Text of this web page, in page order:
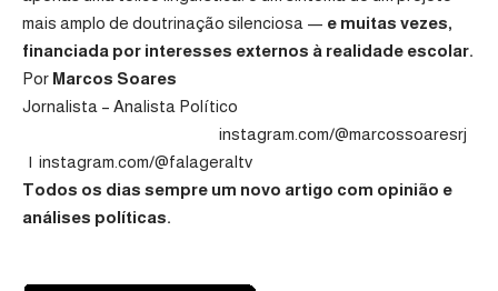
mais amplo de doutrinação silenciosa — e muitas vezes,
financiada por interesses externos à realidade escolar.
Por Marcos Soares
Jornalista – Analista Político
instagram.com/@marcossoaresrj
| instagram.com/@falageraltv
Todos os dias sempre um novo artigo com opinião e
análises políticas.